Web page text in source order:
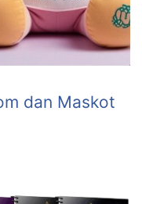
dan Maskot